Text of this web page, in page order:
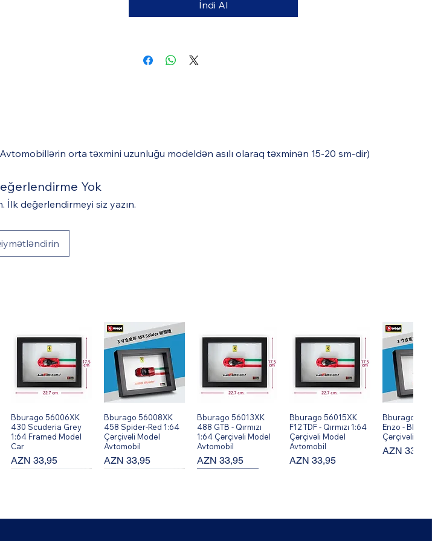
İndi Al
orta təxmini uzunluğu modeldən asılı olaraq təxminən 15-20 sm-dir)
Yok
İlk değerlendirmeyi siz yazın.
Hızlı Bakış
Bburago 56006XK
430 Scuderia Grey
1:64 Framed Model
Car
Fiyat
AZN 33,95
Hızlı Bakış
Bburago 56008XK
458 Spider-Red 1:64
Çərçivəli Model
Avtomobil
Fiyat
AZN 33,95
Hızlı Bakış
Bburago 56013XK
488 GTB - Qırmızı
1:64 Çərçivəli Model
Avtomobil
Fiyat
AZN 33,95
Hızlı Bakış
Bburago 56015XK
F12 TDF - Qırmızı 1:64
Çərçivəli Model
Avtomobil
Fiyat
AZN 33,95
Hızlı
Bburago
Enzo - Black
Çərçivəli
Fiyat
AZN 33,95